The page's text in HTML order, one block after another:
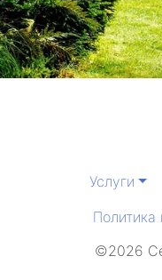
Услуги
Политика
©2026